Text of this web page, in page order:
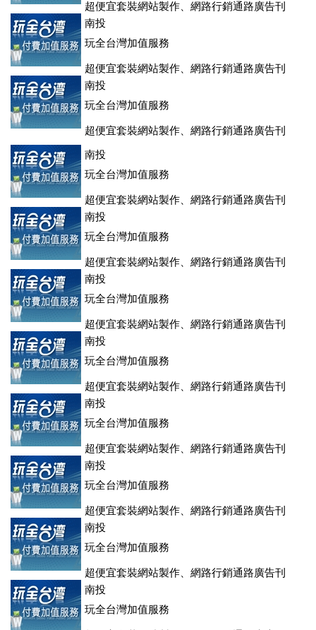
超便宜套裝網站製作、網路行銷通路廣告刊
登、訂房系統、客房委託旅行社銷售，全面優惠中....
南投
玩全台灣加值服務
超便宜套裝網站製作、網路行銷通路廣告刊
登、訂房系統、客房委託旅行社銷售，全面優惠中....
南投
玩全台灣加值服務
超便宜套裝網站製作、網路行銷通路廣告刊
登、訂房系統、客房委託旅行社銷售，全面優惠中....
南投
玩全台灣加值服務
超便宜套裝網站製作、網路行銷通路廣告刊
登、訂房系統、客房委託旅行社銷售，全面優惠中....
南投
玩全台灣加值服務
超便宜套裝網站製作、網路行銷通路廣告刊
登、訂房系統、客房委託旅行社銷售，全面優惠中....
南投
玩全台灣加值服務
超便宜套裝網站製作、網路行銷通路廣告刊
登、訂房系統、客房委託旅行社銷售，全面優惠中....
南投
玩全台灣加值服務
超便宜套裝網站製作、網路行銷通路廣告刊
登、訂房系統、客房委託旅行社銷售，全面優惠中....
南投
玩全台灣加值服務
超便宜套裝網站製作、網路行銷通路廣告刊
登、訂房系統、客房委託旅行社銷售，全面優惠中....
南投
玩全台灣加值服務
超便宜套裝網站製作、網路行銷通路廣告刊
登、訂房系統、客房委託旅行社銷售，全面優惠中....
南投
玩全台灣加值服務
超便宜套裝網站製作、網路行銷通路廣告刊
登、訂房系統、客房委託旅行社銷售，全面優惠中....
南投
玩全台灣加值服務